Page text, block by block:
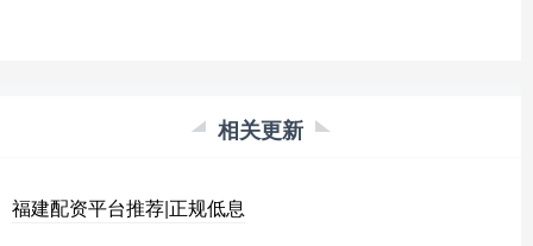
相关更新
福建配资平台推荐|正规低息